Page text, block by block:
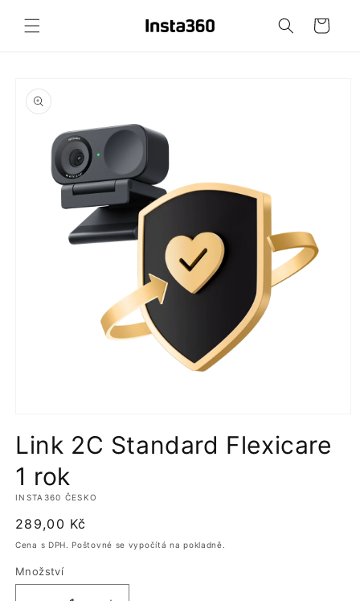
obsahu
Košík
produktu
v
modálním
okně
Link 2C Standard Flexicare
1 rok
INSTA360 ČESKO
Běžná
cena
289,00 Kč
Cena s DPH. Poštovné se vypočítá na pokladně.
Množství